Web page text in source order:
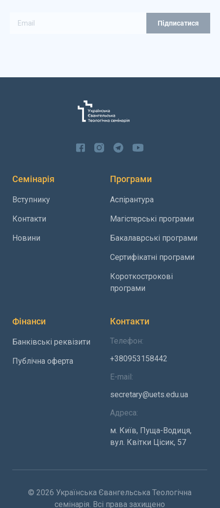
Семінарія
Вступнику
Контакти
Новини
Програми
Аспірантура
Магістерські програми
Бакалаврські програми
Сертифікатні програми
Короткострокові
програми
Фінанси
Банківські реквізити
Публічна оферта
Контакти
Телефон:
+380953158442
E-mail:
secretary@uets.edu.ua
Адреса:
м. Київ, Пуща-Водиця,
вул. Квітки Цісик, 57
© 2026 Українська Євангельська Теологічна
семінарія. Всі права захищено